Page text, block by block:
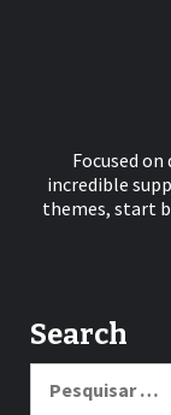
Focused
incredible
themes, start
Search
por: